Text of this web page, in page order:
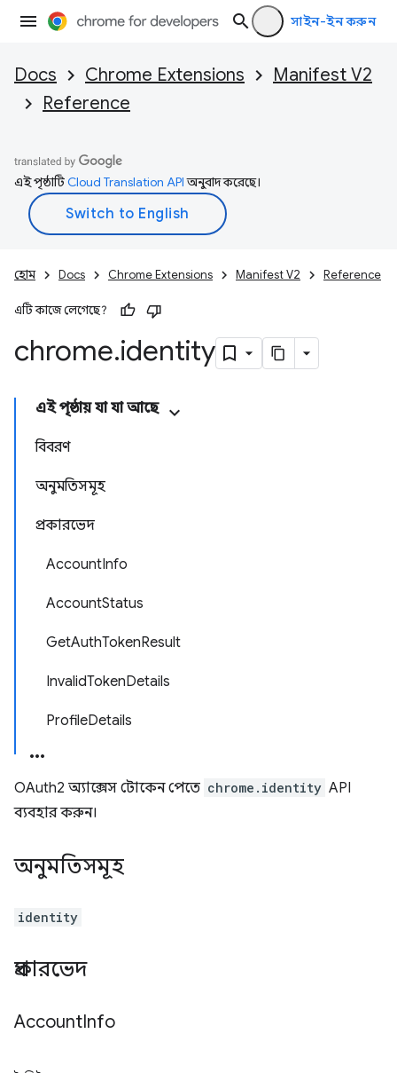
সাইন-ইন করুন
Docs Chrome Extensions
Manifest V2
Reference
এই পৃষ্ঠাটিCloud Translation APIঅনুবাদ করেছে।
হোম Docs Chrome Extensions Manifest V2 Reference
এটি কাজে লেগেছে?
chrome.identity
এই পৃষ্ঠায় যা যা আছে
বিবরণ
অনুমতিসমূহ
প্রকারভেদ
AccountInfo
AccountStatus
GetAuthTokenResult
InvalidTokenDetails
ProfileDetails
OAuth2 অ্যাক্সেস টোকেন পেতে chrome.identity API
ব্যবহার করুন।
অনুমতিসমূহ
identity
প্রকারভেদ
AccountInfo